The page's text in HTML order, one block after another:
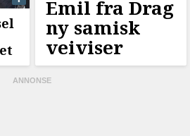
Emil fra Drag
ny samisk
veiviser